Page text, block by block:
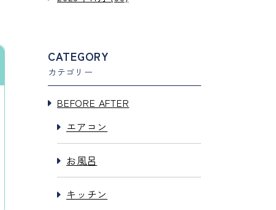
CATEGORY
カテゴリー
BEFORE AFTER
エアコン
お風呂
キッチン